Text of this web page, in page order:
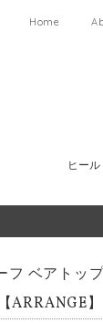
Home
ヒール
フ ベアトッ
】